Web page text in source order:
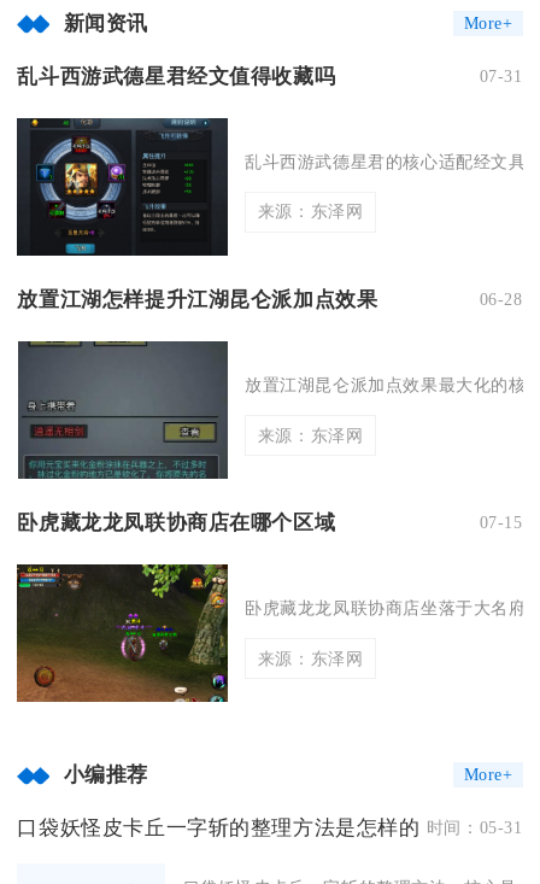
新闻资讯 More+
乱斗西游武德星君经文值得收藏吗 07-31
乱斗西游武德星君的核心适配经文具
来源：东泽网
放置江湖怎样提升江湖昆仑派加点效果 06-28
放置江湖昆仑派加点效果最大化的核
来源：东泽网
卧虎藏龙龙凤联协商店在哪个区域 07-15
卧虎藏龙龙凤联协商店坐落于大名府
来源：东泽网
小编推荐 More+
口袋妖怪皮卡丘一字斩的整理方法是怎样的 时间：05-31